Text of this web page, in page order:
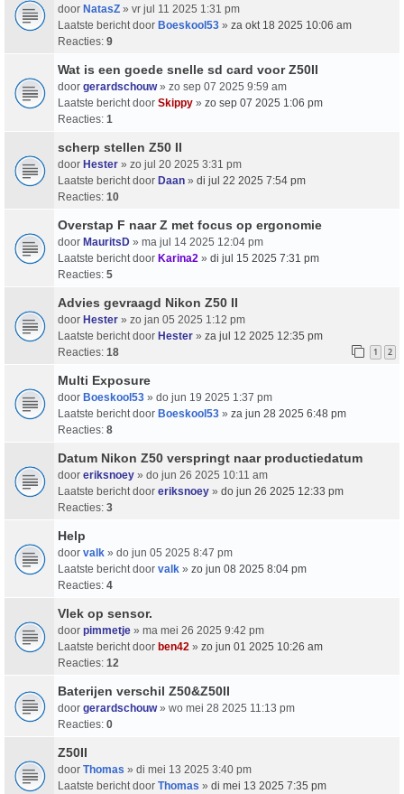
door NatasZ » vr jul 11 2025 1:31 pm
Laatste bericht door Boeskool53 » za okt 18 2025 10:06 am
Reacties: 9
Wat is een goede snelle sd card voor Z50II
door gerardschouw» zo sep 07 2025 9:59 am
Laatste bericht door Skippy » zo sep 07 2025 1:06 pm
Reacties: 1
scherp stellen Z50 II
door Hester » zo jul 20 2025 3:31 pm
Laatste bericht door Daan » di jul 22 2025 7:54 pm
Reacties: 10
Overstap F naar Z met focus op ergonomie
door MauritsD » ma jul 14 2025 12:04 pm
Laatste bericht door Karina2 » di jul 15 2025 7:31 pm
Reacties: 5
Advies gevraagd Nikon Z50 II
door Hester » zo jan 05 2025 1:12 pm
Laatste bericht door Hester » za jul 12 2025 12:35 pm
Reacties: 18 1 2
Multi Exposure
door Boeskool53 » do jun 19 2025 1:37 pm
Laatste bericht door Boeskool53 » za jun 28 2025 6:48 pm
Reacties: 8
Datum Nikon Z50 verspringt naar productiedatum
door eriksnoey » do jun 26 2025 10:11 am
Laatste bericht door eriksnoey » do jun 26 2025 12:33 pm
Reacties: 3
Help
door valk » do jun 05 2025 8:47 pm
Laatste bericht door valk » zo jun 08 2025 8:04 pm
Reacties: 4
Vlek op sensor.
door pimmetje » ma mei 26 2025 9:42 pm
Laatste bericht door ben42 » zo jun 01 2025 10:26 am
Reacties: 12
Baterijen verschil Z50&Z50II
door gerardschouw» wo mei 28 2025 11:13 pm
Reacties: 0
Z50II
door Thomas » di mei 13 2025 3:40 pm
Laatste bericht door Thomas » di mei 13 2025 7:35 pm